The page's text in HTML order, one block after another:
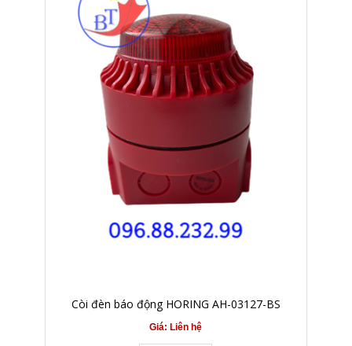
Còi đèn báo động HORING AH-03127-BS
Giá: Liên hệ